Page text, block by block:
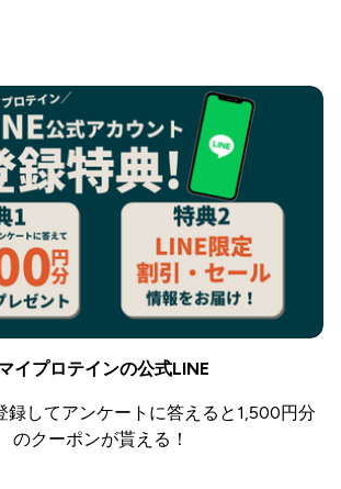
イプロテインの公式LINE
録してアンケートに答えると1,500円分
のクーポンが貰える！